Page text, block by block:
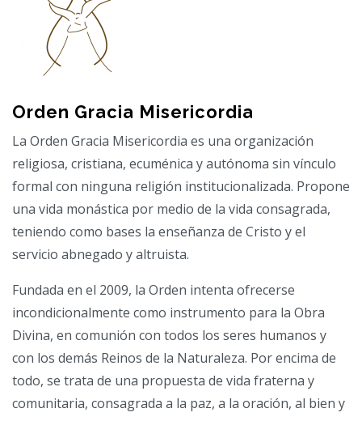
Orden Gracia Misericordia
La Orden Gracia Misericordia es una organización
religiosa, cristiana, ecuménica y autónoma sin vínculo
formal con ninguna religión institucionalizada. Propone
una vida monástica por medio de la vida consagrada,
teniendo como bases la enseñanza de Cristo y el
servicio abnegado y altruista.
Fundada en el 2009, la Orden intenta ofrecerse
incondicionalmente como instrumento para la Obra
Divina, en comunión con todos los seres humanos y
con los demás Reinos de la Naturaleza. Por encima de
todo, se trata de una propuesta de vida fraterna y
comunitaria, consagrada a la paz, a la oración, al bien y